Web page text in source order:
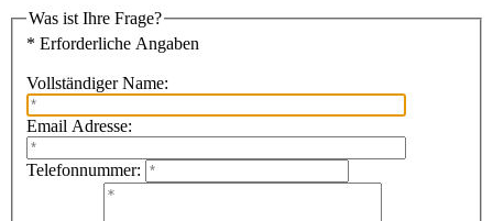
Was ist Ihre Frage?
* Erforderliche Angaben
Vollständiger Name:
Email Adresse:
Telefonnummer: